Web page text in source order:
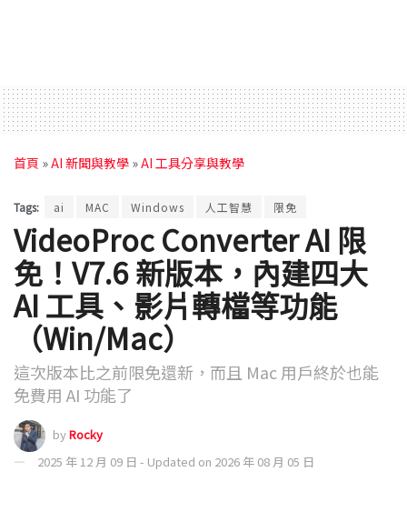
首頁 »AI 新聞與教學 »AI 工具分享與教學
Tags: ai MAC Windows 人工智慧 限免
VideoProc Converter AI 限
免！V7.6 新版本，內建四大
AI 工具、影片轉檔等功能
（Win/Mac）
這次版本比之前限免還新，而且 Mac 用戶終於也能
免費用 AI 功能了
byRocky
2025 年 12 月 09 日 - Updated on 2026 年 08 月 05 日